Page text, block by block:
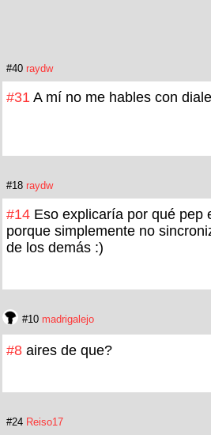
#40 raydw
#31 A mí no me hables con
#18 raydw
#14 Eso explicaría por qué pep
porque simplemente no
de los demás :)
#10 madrigalejo
#8 aires de que?
#24 Reiso17